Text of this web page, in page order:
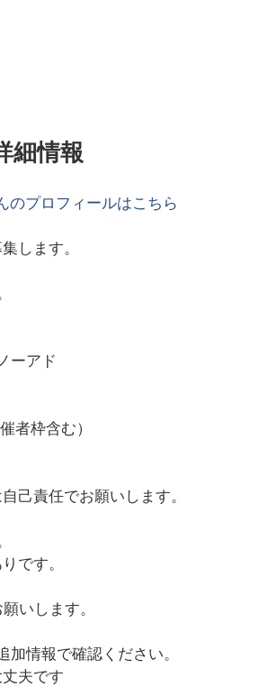
細情報
のプロフィールはこちら
します。
ーアド
者枠含む）
己責任でお願いします。
です。
いします。
加情報で確認ください。
夫です